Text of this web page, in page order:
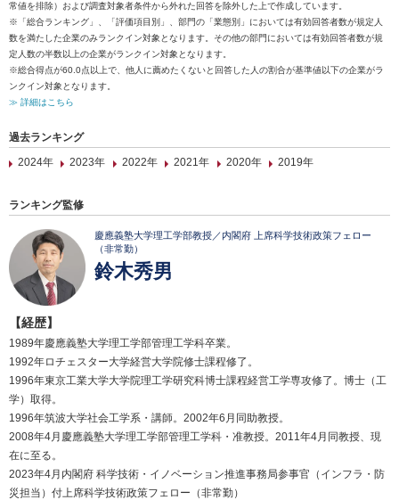
常値を排除）および調査対象者条件から外れた回答を除外した上で作成しています。
※「総合ランキング」、「評価項目別」、部門の「業態別」においては有効回答者数が規定人
数を満たした企業のみランクイン対象となります。その他の部門においては有効回答者数が規
定人数の半数以上の企業がランクイン対象となります。
※総合得点が60.0点以上で、他人に薦めたくないと回答した人の割合が基準値以下の企業がラ
ンクイン対象となります。
≫ 詳細はこちら
過去ランキング
2024年
2023年 2022年 2021年 2020年 2019年
ランキング監修
慶應義塾大学理工学部教授／内閣府 上席科学技術政策フェロー
（非常勤）
鈴木秀男
【経歴】
1989年慶應義塾大学理工学部管理工学科卒業。
1992年ロチェスター大学経営大学院修士課程修了。
1996年東京工業大学大学院理工学研究科博士課程経営工学専攻修了。博士（工
学）取得。
1996年筑波大学社会工学系・講師。2002年6月同助教授。
2008年4月慶應義塾大学理工学部管理工学科・准教授。2011年4月同教授、現
在に至る。
2023年4月内閣府 科学技術・イノベーション推進事務局参事官（インフラ・防
災担当）付上席科学技術政策フェロー（非常勤）